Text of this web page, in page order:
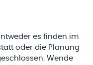
es finden im
oder die Planung
Wende